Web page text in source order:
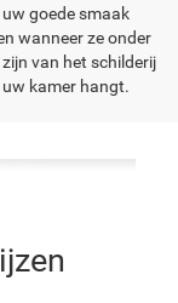
goede smaak
wanneer ze onder
van het schilderij
kamer hangt.